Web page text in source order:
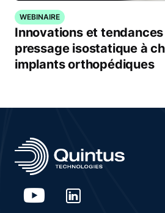
WEBINAIRE
Innovations et
pressage isostatique à
implants orthopédiques